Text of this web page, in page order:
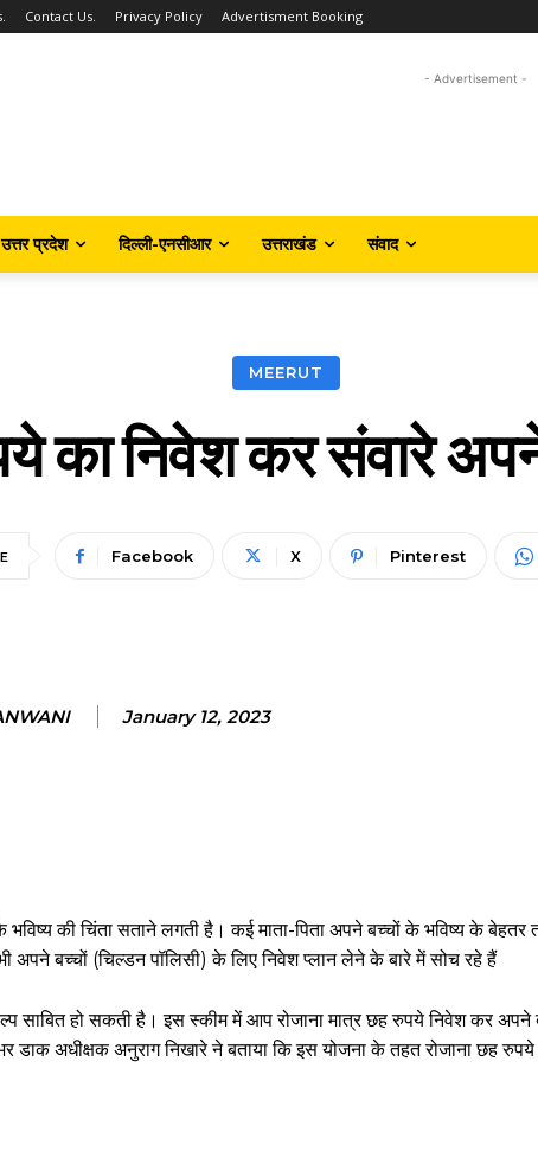
Contact Us. Privacy Policy Advertisment Booking
- Advertisement -
उत्तर प्रदेश दिल्ली-एनसीआर उत्तराखंड संवाद
MEERUT
का निवेश कर संवारे
Facebook X Pinterest
January 12, 2023
की चिंता सताने लगती है। कई माता-पिता अपने बच्चों के भविष्य के
बच्चों (चिल्डन पॉलिसी) के लिए निवेश प्लान लेने के बारे में सोच रहे हैं
हो सकती है। इस स्कीम में आप रोजाना मात्र छह रुपये निवेश कर अपने
अधीक्षक अनुराग निखारे ने बताया कि इस योजना के तहत रोजाना छह